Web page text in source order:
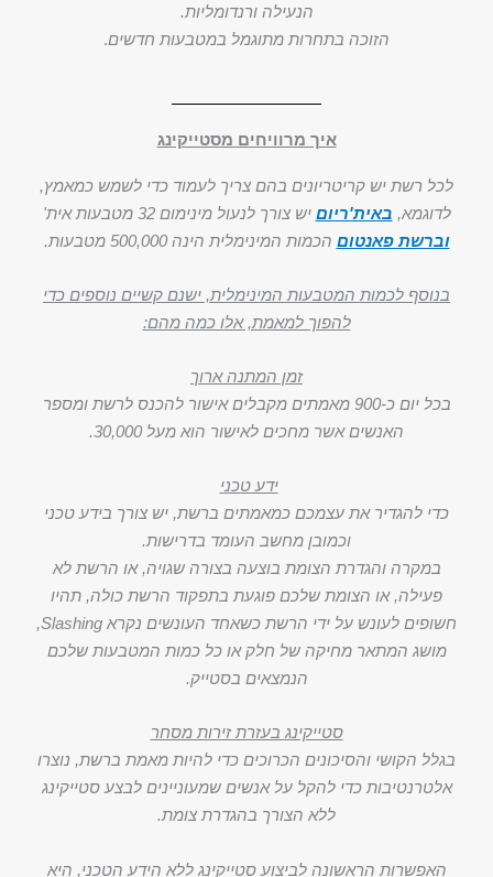
הנעילה ורנדומליות.
הזוכה בתחרות מתוגמל במטבעות חדשים.
איך מרוויחים מסטייקינג
לכל רשת יש קריטריונים בהם צריך לעמוד כדי לשמש כמאמץ,
לדוגמא, באית'ריום יש צורך לנעול מינימום 32 מטבעות אית'
וברשת פאנטום הכמות המינימלית הינה 500,000 מטבעות.
בנוסף לכמות המטבעות המינימלית, ישנם קשיים נוספים כדי
להפוך למאמת, אלו כמה מהם:
זמן המתנה ארוך
בכל יום כ-900 מאמתים מקבלים אישור להכנס לרשת ומספר
האנשים אשר מחכים לאישור הוא מעל 30,000.
ידע טכני
כדי להגדיר את עצמכם כמאמתים ברשת, יש צורך בידע טכני
וכמובן מחשב העומד בדרישות.
במקרה והגדרת הצומת בוצעה בצורה שגויה, או הרשת לא
פעילה, או הצומת שלכם פוגעת בתפקוד הרשת כולה, תהיו
חשופים לעונש על ידי הרשת כשאחד העונשים נקרא Slashing,
מושג המתאר מחיקה של חלק או כל כמות המטבעות שלכם
הנמצאים בסטייק.
סטייקינג בעזרת זירות מסחר
בגלל הקושי והסיכונים הכרוכים כדי להיות מאמת ברשת, נוצרו
אלטרנטיבות כדי להקל על אנשים שמעוניינים לבצע סטייקינג
ללא הצורך בהגדרת צומת.
האפשרות הראשונה לביצוע סטייקינג ללא הידע הטכני, היא